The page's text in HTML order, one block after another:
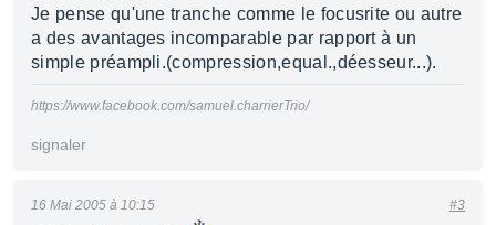
Je pense qu'une tranche comme le focusrite ou autre
a des avantages incomparable par rapport à un
simple préampli.(compression,equal.,déesseur...).
https://www.facebook.com/samuel.charrierTrio/
signaler
16 Mai 2005 à 10:15 #3